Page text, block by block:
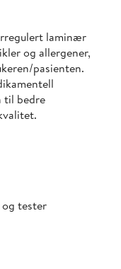
laminær
og allergener,
pasienten.
til bedre
og tester